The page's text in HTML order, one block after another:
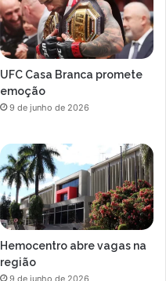
UFC Casa Branca promete
emoção
9 de junho de 2026
Hemocentro abre vagas na
região
9 de junho de 2026